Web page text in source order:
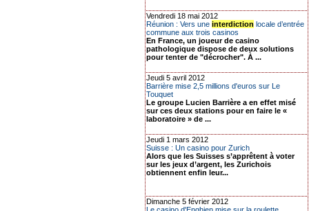
Vendredi 18 mai 2012
Réunion : Vers une interdiction locale d’entrée
commune aux trois casinos
En France, un joueur de casino
pathologique dispose de deux solutions
pour tenter de "décrocher". À ...
Jeudi 5 avril 2012
Barrière mise 2,5 millions d'euros sur Le
Touquet
Le groupe Lucien Barrière a en effet misé
sur ces deux stations pour en faire le «
laboratoire » de ...
Jeudi 1 mars 2012
Suisse : Un casino pour Zurich
Alors que les Suisses s’apprêtent à voter
sur les jeux d’argent, les Zurichois
obtiennent enfin leur...
Dimanche 5 février 2012